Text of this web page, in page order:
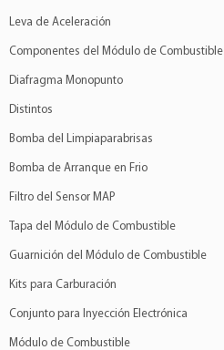
Leva de Aceleración
Componentes del Módulo de Combustible
Diafragma Monopunto
Distintos
Bomba del Limpiaparabrisas
Bomba de Arranque en Frio
Filtro del Sensor MAP
Tapa del Módulo de Combustible
Guarnición del Módulo de Combustible
Kits para Carburación
Conjunto para Inyección Electrónica
Módulo de Combustible